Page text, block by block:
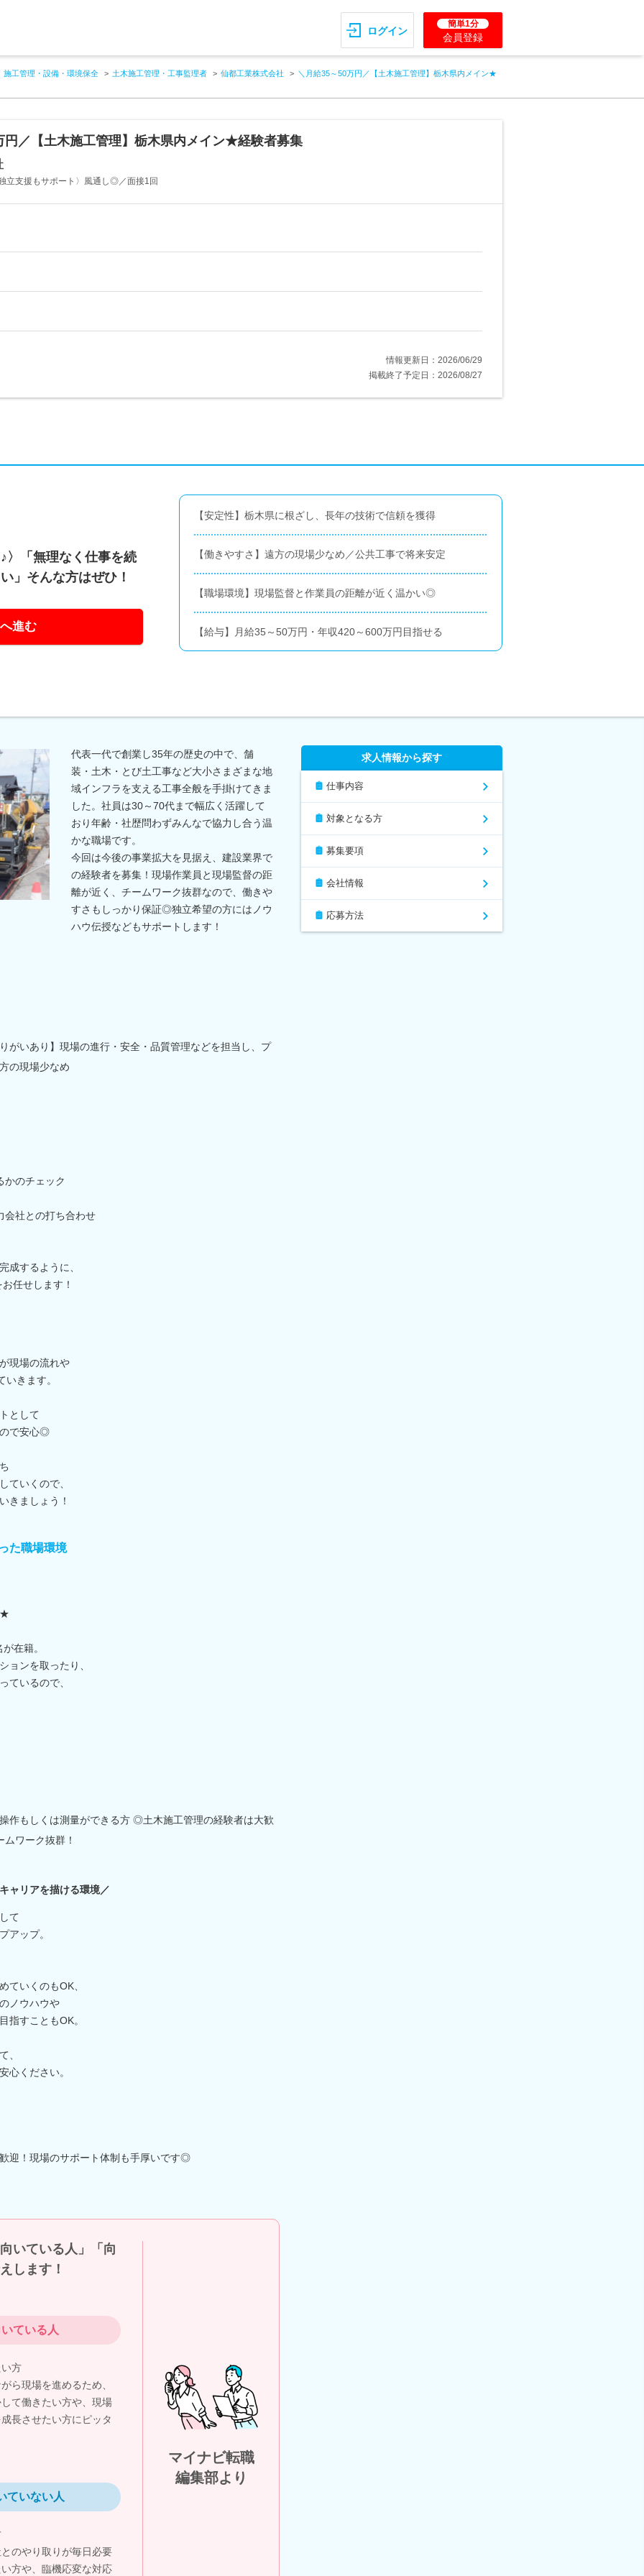
ログイン
簡単1分
会員登録
施工管理・設備・環境保全 土木施工管理・工事監理者 仙都工業株式会社 ＼月給35～50万円／【土木施工管理】栃木県内メイン★
円／【土木施工管理】栃木県内メイン★経験者募集
立支援もサポート〉風通し◎／面接1回
情報更新日：2026/06/29
掲載終了予定日：2026/08/27
〉「無理なく仕事を続
」そんな方はぜひ！
進む
【安定性】栃木県に根ざし、長年の技術で信頼を獲得
【働きやすさ】遠方の現場少なめ／公共工事で将来安定
【職場環境】現場監督と作業員の距離が近く温かい◎
【給与】月給35～50万円・年収420～600万円目指せる
代表一代で創業し35年の歴史の中で、舗
装・土木・とび土工事など大小さまざまな地
域インフラを支える工事全般を手掛けてきま
した。社員は30～70代まで幅広く活躍して
おり年齢・社歴問わずみんなで協力し合う温
かな職場です。
今回は今後の事業拡大を見据え、建設業界で
の経験者を募集！現場作業員と現場監督の距
離が近く、チームワーク抜群なので、働きや
すさもしっかり保証◎独立希望の方にはノウ
ハウ伝授などもサポートします！
がいあり】現場の進行・安全・品質管理などを担当し、プ
の現場少なめ
かのチェック
会社との打ち合わせ
成するように、
任せします！
現場の流れや
きます。
として
で安心◎
ていくので、
きましょう！
た職場環境
★
在籍。
ョンを取ったり、
ているので、
作もしくは測量ができる方 ◎土木施工管理の経験者は大歓
ワーク抜群！
ャリアを描ける環境／
て
アップ。
ていくのもOK、
ノウハウや
指すこともOK。
、
心ください。
迎！現場のサポート体制も手厚いです◎
いている人」「向
します！
ている人
方
ら現場を進めるため、
て働きたい方や、現場
長させたい方にピッタ
ていない人
のやり取りが毎日必要
方や、臨機応変な対応
マイナビ転職
編集部より
求人情報から探す
仕事内容
対象となる方
募集要項
会社情報
応募方法